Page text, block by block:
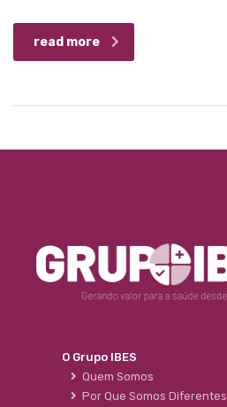
read more
O Grupo IBES
Quem Somos
Por Que Somos Diferentes